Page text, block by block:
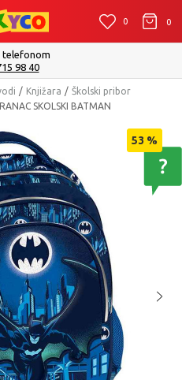
0 0
telefonom
98 40
Knjižara
Školski pribor
RANAC SKOLSKI BATMAN
53 %